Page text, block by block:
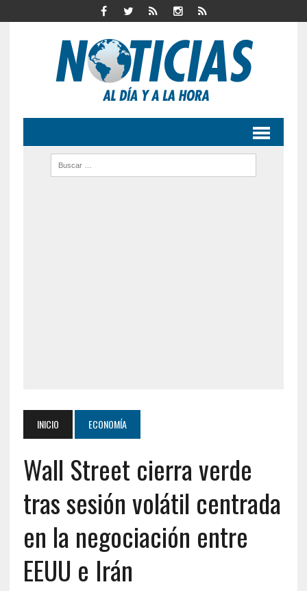
INICIO ECONOMÍA
Wall Street cierra verde
tras sesión volátil centrada
en la negociación entre
EEUU e Irán